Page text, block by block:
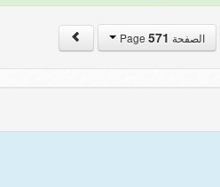
الصفحة Page 571